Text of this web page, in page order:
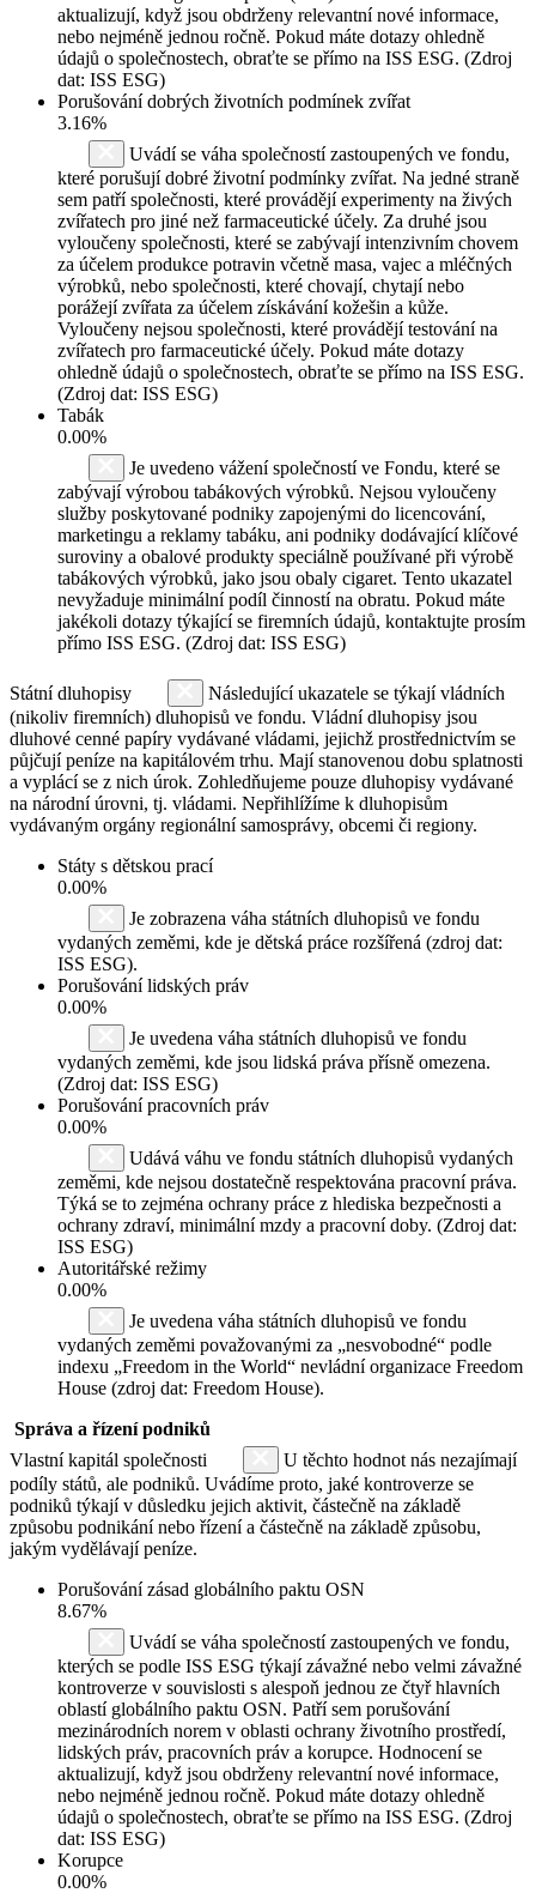
aktualizují, když jsou obdrženy relevantní nové informace,
nebo nejméně jednou ročně. Pokud máte dotazy ohledně
údajů o společnostech, obraťte se přímo na ISS ESG. (Zdroj
dat: ISS ESG)
Porušování dobrých životních podmínek zvířat
3.16%
Uvádí se váha společností zastoupených ve fondu,
které porušují dobré životní podmínky zvířat. Na jedné straně
sem patří společnosti, které provádějí experimenty na živých
zvířatech pro jiné než farmaceutické účely. Za druhé jsou
vyloučeny společnosti, které se zabývají intenzivním chovem
za účelem produkce potravin včetně masa, vajec a mléčných
výrobků, nebo společnosti, které chovají, chytají nebo
porážejí zvířata za účelem získávání kožešin a kůže.
Vyloučeny nejsou společnosti, které provádějí testování na
zvířatech pro farmaceutické účely. Pokud máte dotazy
ohledně údajů o společnostech, obraťte se přímo na ISS ESG.
(Zdroj dat: ISS ESG)
Tabák
0.00%
Je uvedeno vážení společností ve Fondu, které se
zabývají výrobou tabákových výrobků. Nejsou vyloučeny
služby poskytované podniky zapojenými do licencování,
marketingu a reklamy tabáku, ani podniky dodávající klíčové
suroviny a obalové produkty speciálně používané při výrobě
tabákových výrobků, jako jsou obaly cigaret. Tento ukazatel
nevyžaduje minimální podíl činností na obratu. Pokud máte
jakékoli dotazy týkající se firemních údajů, kontaktujte prosím
přímo ISS ESG. (Zdroj dat: ISS ESG)
Státní dluhopisy
Následující ukazatele se týkají vládních
(nikoliv firemních) dluhopisů ve fondu. Vládní dluhopisy jsou
dluhové cenné papíry vydávané vládami, jejichž prostřednictvím se
půjčují peníze na kapitálovém trhu. Mají stanovenou dobu splatnosti
a vyplácí se z nich úrok. Zohledňujeme pouze dluhopisy vydávané
na národní úrovni, tj. vládami. Nepřihlížíme k dluhopisům
vydávaným orgány regionální samosprávy, obcemi či regiony.
Státy s dětskou prací
0.00%
Je zobrazena váha státních dluhopisů ve fondu
vydaných zeměmi, kde je dětská práce rozšířená (zdroj dat:
ISS ESG).
Porušování lidských práv
0.00%
Je uvedena váha státních dluhopisů ve fondu
vydaných zeměmi, kde jsou lidská práva přísně omezena.
(Zdroj dat: ISS ESG)
Porušování pracovních práv
0.00%
Udává váhu ve fondu státních dluhopisů vydaných
zeměmi, kde nejsou dostatečně respektována pracovní práva.
Týká se to zejména ochrany práce z hlediska bezpečnosti a
ochrany zdraví, minimální mzdy a pracovní doby. (Zdroj dat:
ISS ESG)
Autoritářské režimy
0.00%
Je uvedena váha státních dluhopisů ve fondu
vydaných zeměmi považovanými za „nesvobodné“ podle
indexu „Freedom in the World“ nevládní organizace Freedom
House (zdroj dat: Freedom House).
Správa a řízení podniků
Vlastní kapitál společnosti
U těchto hodnot nás nezajímají
podíly států, ale podniků. Uvádíme proto, jaké kontroverze se
podniků týkají v důsledku jejich aktivit, částečně na základě
způsobu podnikání nebo řízení a částečně na základě způsobu,
jakým vydělávají peníze.
Porušování zásad globálního paktu OSN
8.67%
Uvádí se váha společností zastoupených ve fondu,
kterých se podle ISS ESG týkají závažné nebo velmi závažné
kontroverze v souvislosti s alespoň jednou ze čtyř hlavních
oblastí globálního paktu OSN. Patří sem porušování
mezinárodních norem v oblasti ochrany životního prostředí,
lidských práv, pracovních práv a korupce. Hodnocení se
aktualizují, když jsou obdrženy relevantní nové informace,
nebo nejméně jednou ročně. Pokud máte dotazy ohledně
údajů o společnostech, obraťte se přímo na ISS ESG. (Zdroj
dat: ISS ESG)
Korupce
0.00%